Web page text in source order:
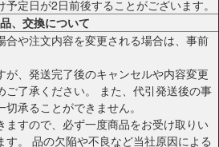
定日が2日前後することがございます。
、交換について
合や注文内容を変更される場合は、事前
が、発送完了後のキャンセルや内容変更
ご了承ください。 また、代引発送後の事
承ることができません。
ますので、必ず一度商品をお受け取りい
す。 品の欠陥や不良など当社原因による